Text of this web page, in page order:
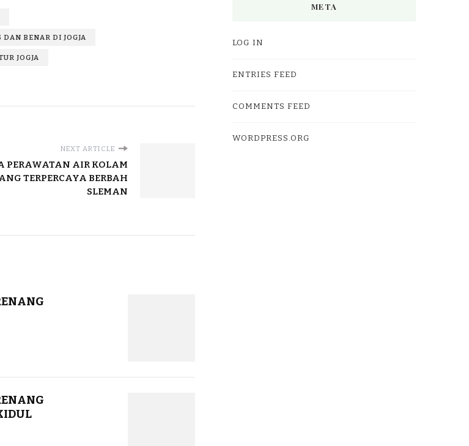
DAN BENAR DI JOGJA
JOGJA
NEXT ARTICLE
PERAWATAN AIR KOLAM
TERPERCAYA BERBAH
SLEMAN
META
LOG IN
ENTRIES FEED
COMMENTS FEED
WORDPRESS.ORG